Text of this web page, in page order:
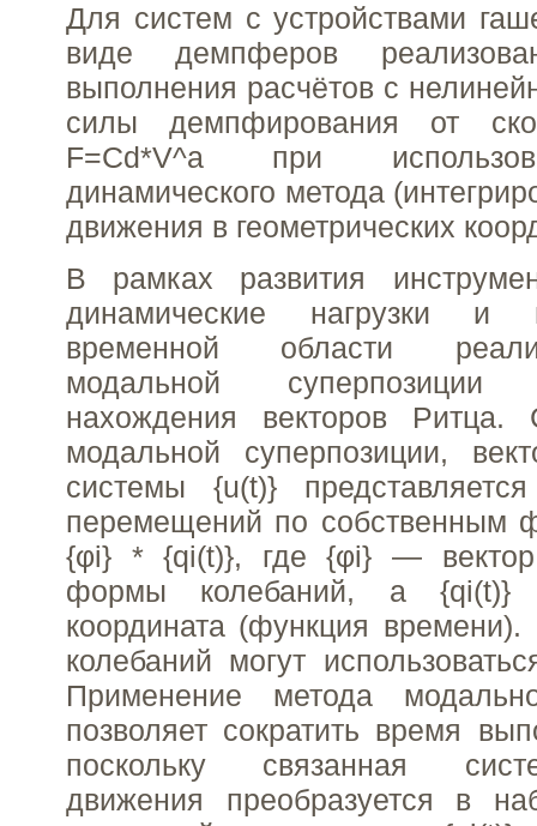
Для систем с устройствами
виде демпферов
выполнения расчётов с
силы демпфирования от
F=Cd*V^a при
динамического метода
движения в геометрических
В рамках развития
динамические нагрузки и
временной области
модальной
нахождения векторов Ритца.
модальной суперпозиции,
системы {u(t)}
перемещений по собственным
{φi} * {qi(t)}, где {φi} — вектор
формы колебаний, а
координата (функция
колебаний могут
Применение метода
позволяет сократить время
поскольку связанная
движения преобразуется в